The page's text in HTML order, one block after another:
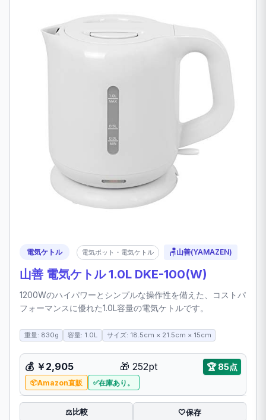
電気ケトル 電気ポット・電気ケトル 🪑山善(YAMAZEN)
山善 電気ケトル 1.0L DKE-100(W)
1200Wのハイパワーとシンプルな操作性を備えた、コストパ
フォーマンスに優れた1.0L容量の電気ケトルです。
重量: 830g 容量: 1.0L サイズ: 18.5cm × 21.5cm × 15cm
💰 ￥2,905 🎁 252pt 🏆85点
Amazon直販 在庫あり。
⚖️比較 🤍保存